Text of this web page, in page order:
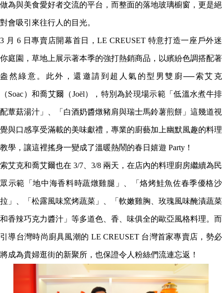
做為與美食愛好者交流的平台，而整面的落地玻璃櫥窗，更是絕
對會吸引來往行人的目光。
3 月 6 日專賣店開幕首日，LE CREUSET 特意打造一座戶外迷
你庭園，草地上展示著本季的強打熱銷商品，以繽紛色調搭配著
盎然綠意。此外，還邀請到超人氣的型男雙廚──索艾克
（Soac）和喬艾爾（Joël），特別為於現場示範「低溫水煮牛排
配蕈菇湯汁」、「白酒奶醬燉豬肩與瑞士馬鈴薯煎餅」這幾道視
覺與口感享受滿載的美味獻禮，專業的廚藝加上幽默風趣的料理
教學，讓這裡搖身一變成了溫暖熱鬧的春日嬉遊 Party！
索艾克和喬艾爾也在 3/7、3/8 兩天，在店內的料理廚房繼續為民
眾示範「地中海香料時蔬燉雞腿」、「烙烤鮭魚佐春季優格沙
拉」、「松露風味窯烤蔬菜」、「軟嫩雞胸、玫瑰風味醃漬蔬菜
和香辣巧克力醬汁」等多道色、香、味俱全的歐亞風格料理。而
引導台灣時尚廚具風潮的 LE CREUSET 台灣首家專賣店，勢必
將成為貴婦逛街的新聚所，也保證令人粉絲們流連忘返！